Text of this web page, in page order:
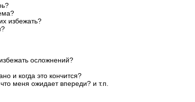
избежать?
осложнений?
и когда это кончится?
меня ожидает впереди? и т.п.